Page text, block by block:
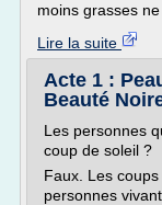
moins grasses
Lire la suite
Acte 1 :
Beauté
Les personnes
coup de soleil ?
Faux. Les
personnes